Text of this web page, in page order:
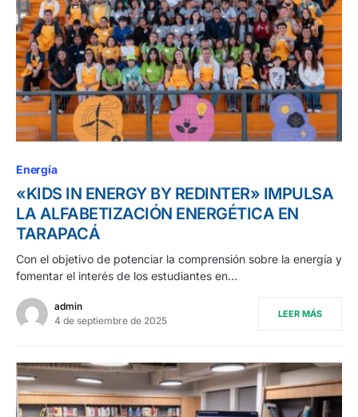
Energía
«KIDS IN ENERGY BY REDINTER» IMPULSA
LA ALFABETIZACIÓN ENERGÉTICA EN
TARAPACÁ
Con el objetivo de potenciar la comprensión sobre la energía y
fomentar el interés de los estudiantes en…
admin
4 de septiembre de 2025
LEER MÁS